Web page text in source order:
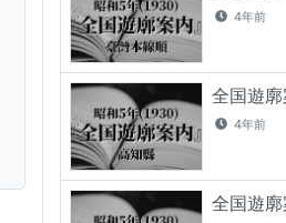
4年前
全国遊
4年前
全国遊